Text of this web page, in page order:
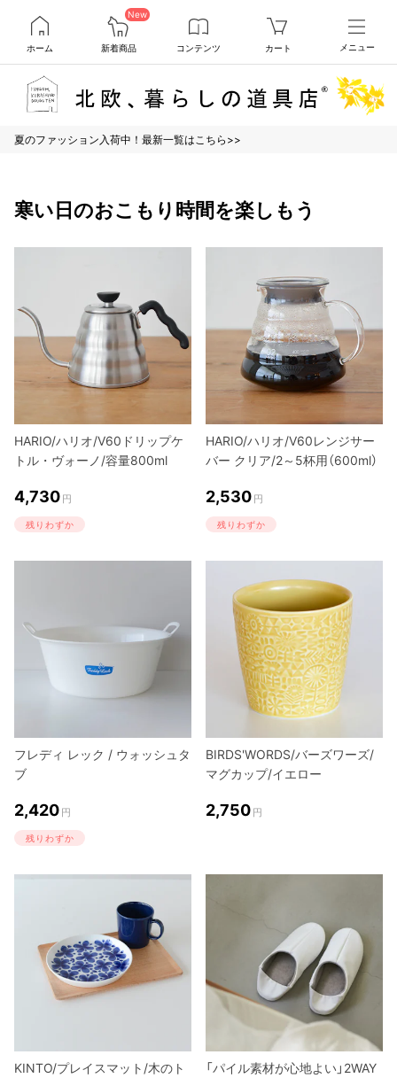
ホーム
New
新着商品 コンテンツ カート メニュー
夏のファッション入荷中！最新一覧はこちら>>
寒い日のおこもり時間を楽しもう
HARIO/ハリオ/V60ドリップケ
トル・ヴォーノ/容量800ml
4,730 円
残りわずか
HARIO/ハリオ/V60レンジサー
バー クリア/2～5杯用（600ml）
2,530 円
残りわずか
フレディ レック / ウォッシュタ
ブ
2,420 円
残りわずか
BIRDS'WORDS/バーズワーズ/
マグカップ/イエロー
2,750 円
KINTO/プレイスマット/木のト
「パイル素材が心地よい」2WAY